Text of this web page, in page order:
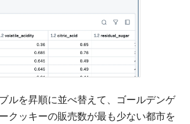
ルを昇順に並べ替えて、ゴールデンゲ
クッキーの販売数が最も少ない都市を